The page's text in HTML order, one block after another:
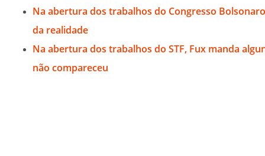
Na abertura dos trabalhos do Congresso
da realidade
Na abertura dos trabalhos do STF, Fux manda
não compareceu